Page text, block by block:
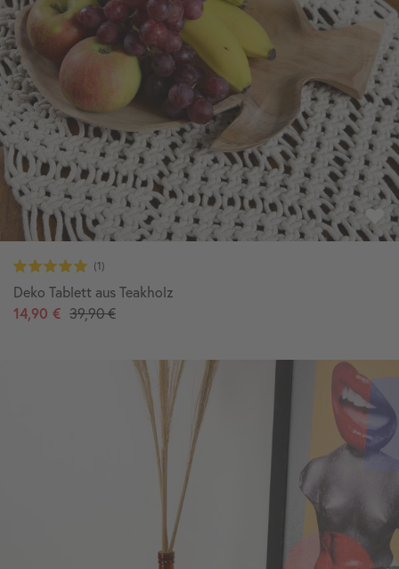
Deko Tablett aus Teakholz
14,90 € 39,90 €